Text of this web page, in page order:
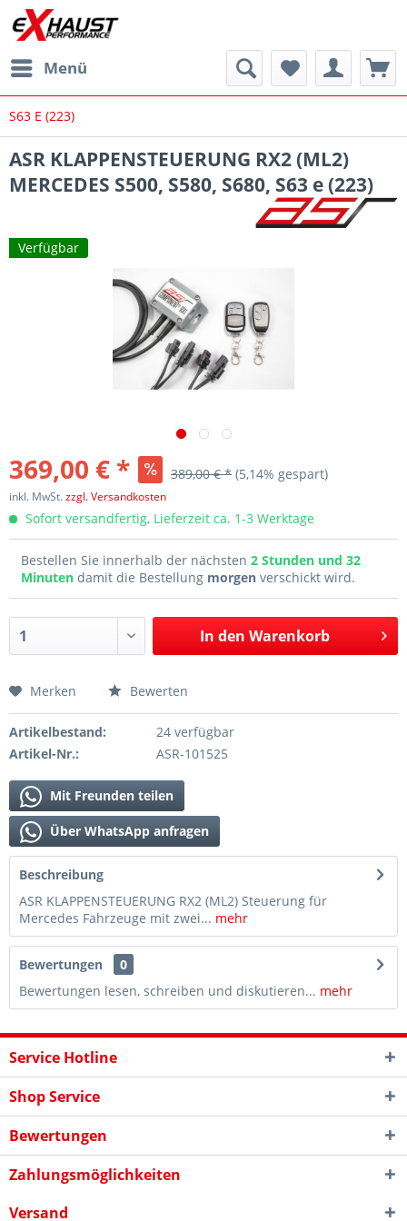
Menü
S63 E (223)
ASR KLAPPENSTEUERUNG RX2 (ML2)
MERCEDES S500, S580, S680, S63 e (223)
Verfügbar
369,00 € * 389,00 € * (5,14% gespart)
inkl. MwSt.zzgl. Versandkosten
Sofort versandfertig, Lieferzeit ca. 1-3 Werktage
Bestellen Sie innerhalb der nächsten 2 Stunden und 32
Minuten damit die Bestellung morgen verschickt wird.
In den Warenkorb
Merken Bewerten
Artikelbestand:
24 verfügbar
Artikel-Nr.:
ASR-101525
Mit Freunden teilen
Über WhatsApp anfragen
Beschreibung
ASR KLAPPENSTEUERUNG RX2 (ML2) Steuerung für
Mercedes Fahrzeuge mit zwei... mehr
Bewertungen
0
Bewertungen lesen, schreiben und diskutieren... mehr
Service Hotline
Shop Service
Bewertungen
Zahlungsmöglichkeiten
Versand